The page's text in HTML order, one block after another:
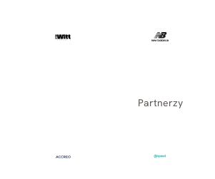
Partnerzy